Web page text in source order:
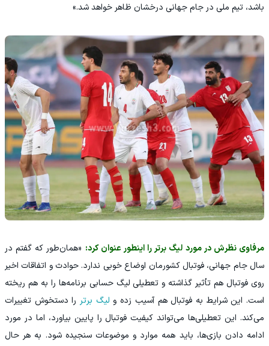
باشد، تیم ملی در جام جهانی درخشان ظاهر خواهد شد.»
مرفاوی نظرش در مورد لیگ برتر را اینطور عنوان کرد: «همان‌طور که گفتم در
سال جام جهانی، فوتبال کشورمان اوضاع خوبی ندارد. حوادث و اتفاقات اخیر
روی فوتبال هم تأثیر گذاشته و تعطیلی لیگ حسابی برنامه‌ها را به هم ریخته
است. این شرایط به فوتبال هم آسیب زده و لیگ برتررا دستخوش تغییرات
می‌کند. این تعطیلی‌ها می‌تواند کیفیت فوتبال را پایین بیاورد، اما در مورد
ادامه دادن بازی‌ها، باید همه موارد و موضوعات سنجیده شود. به هر حال